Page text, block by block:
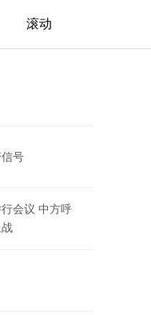
滚动
号
会议 中方呼